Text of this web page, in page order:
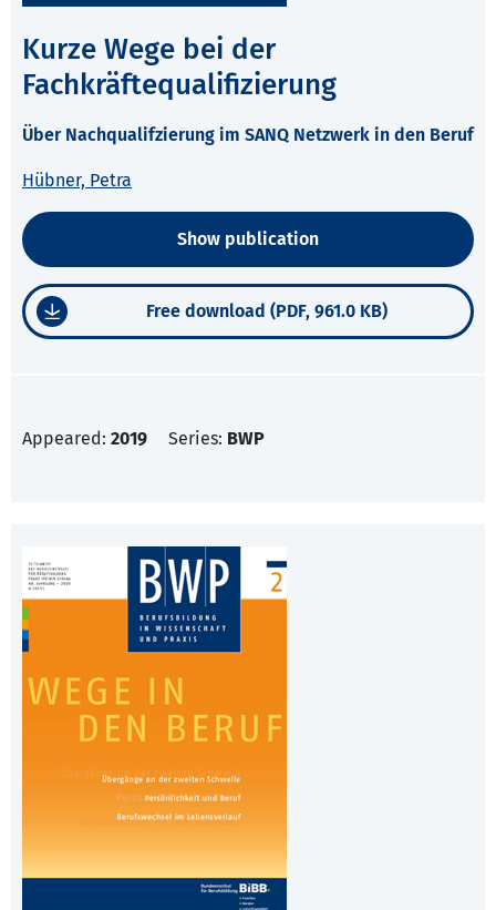
Kurze Wege bei der
Fachkräftequalifizierung
Über Nachqualifzierung im SANQ Netzwerk in den Beruf
Hübner, Petra
Show publication
Free download (PDF, 961.0 KB)
Appeared: 2019 Series: BWP